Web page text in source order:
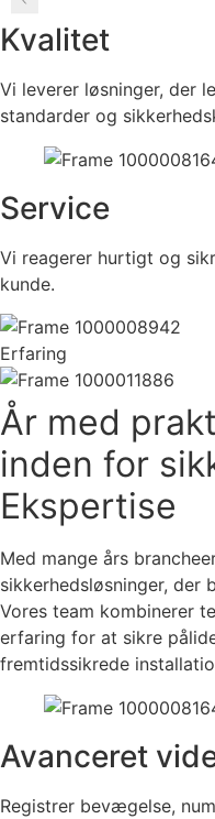
Kvalitet
Vi leverer løsninger, der
standarder og
Service
Vi reagerer hurtigt og
kunde.
Erfaring
År med
inden for
Ekspertise
Med mange års
sikkerhedsløsninger, der
Vores team kombinerer
erfaring for at sikre
fremtidssikrede
Avanceret
Registrer bevægelse,